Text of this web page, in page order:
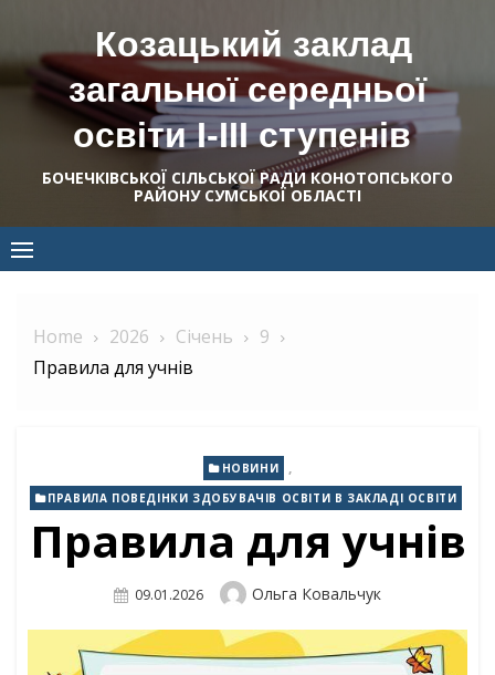
content
Козацький заклад
загальної середньої
освіти І-ІІІ ступенів
БОЧЕЧКІВСЬКОЇ СІЛЬСЬКОЇ РАДИ КОНОТОПСЬКОГО
РАЙОНУ СУМСЬКОЇ ОБЛАСТІ
Home 2026 Січень
9
Правила для учнів
НОВИНИ ,
ПРАВИЛА ПОВЕДІНКИ ЗДОБУВАЧІВ ОСВІТИ В ЗАКЛАДІ ОСВІТИ
Правила для учнів
Posted
09.01.2026 Author
Ольга Ковальчук